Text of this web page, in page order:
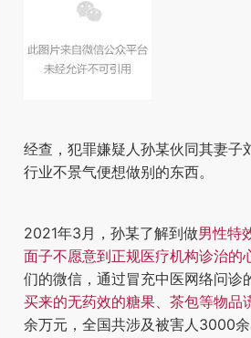
经查，犯罪嫌疑人孙某伙同其妻
行业不景气便想做别的东西。
2021年3月，孙某了解到做男性特
面子不愿意到正规医疗机构诊治的
们的微信，通过冒充中医网络问诊
买来的无药效的糖果、茶包等物品
余万元，全国共涉及被害人3000